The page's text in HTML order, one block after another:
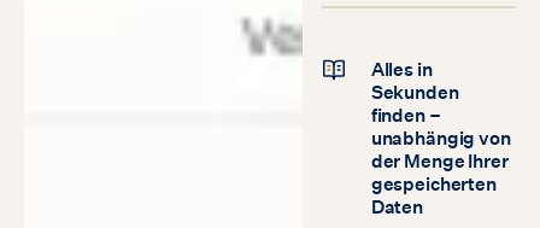
Alles in
Sekunden
finden –
unabhängig von
der Menge Ihrer
gespeicherten
Daten